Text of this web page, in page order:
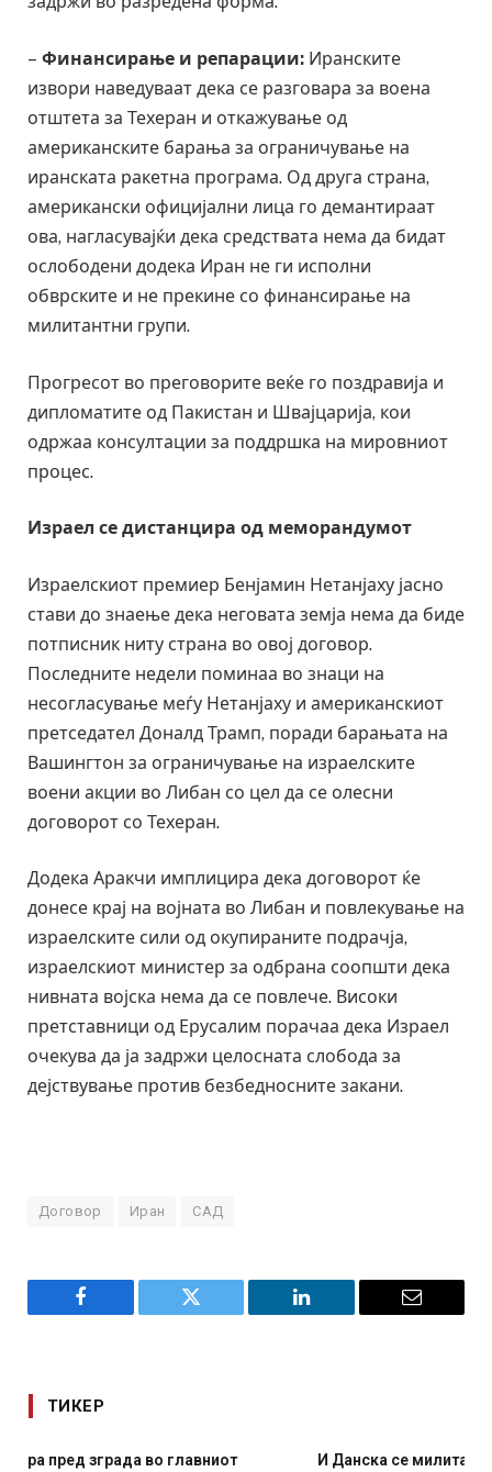
– Финансирање и репарации: Иранските
извори наведуваат дека се разговара за воена
отштета за Техеран и откажување од
американските барања за ограничување на
иранската ракетна програма. Од друга страна,
американски официјални лица го демантираат
ова, нагласувајќи дека средствата нема да бидат
ослободени додека Иран не ги исполни
обврските и не прекине со финансирање на
милитантни групи.
Прогресот во преговорите веќе го поздравија и
дипломатите од Пакистан и Швајцарија, кои
одржаа консултации за поддршка на мировниот
процес.
Израел се дистанцира од меморандумот
Израелскиот премиер Бенјамин Нетанјаху јасно
стави до знаење дека неговата земја нема да биде
потписник ниту страна во овој договор.
Последните недели поминаа во знаци на
несогласување меѓу Нетанјаху и американскиот
претседател Доналд Трамп, поради барањата на
Вашингтон за ограничување на израелските
воени акции во Либан со цел да се олесни
договорот со Техеран.
Додека Аракчи имплицира дека договорот ќе
донесе крај на војната во Либан и повлекување на
израелските сили од окупираните подрачја,
израелскиот министер за одбрана соопшти дека
нивната војска нема да се повлече. Високи
претставници од Ерусалим порачаа дека Израел
очекува да ја задржи целосната слобода за
дејствување против безбедносните закани.
Договор Иран САД
Facebook Twitter LinkedIn Email
ТИКЕР
И Данска се милитарилизира – воведува нова 11-